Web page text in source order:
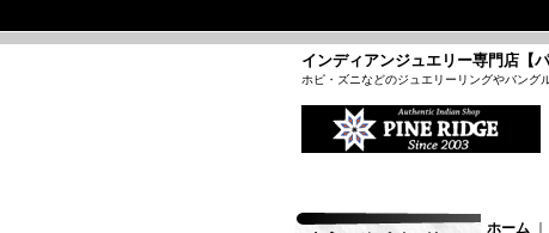
インディアンジュエリー専門店【パ
ホピ・ズニなどのジュエリーリングやバング
ホーム